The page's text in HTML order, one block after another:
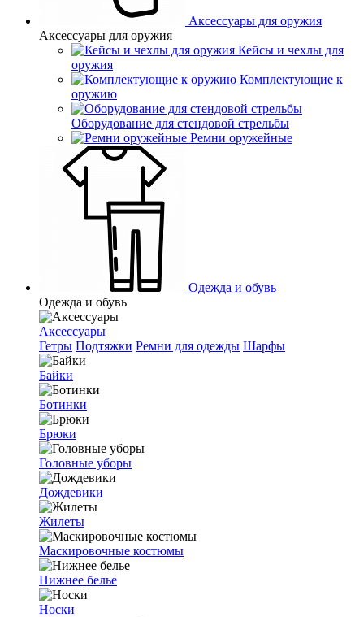
Аксессуары для оружия
Аксессуары для оружия
Кейсы и чехлы для
оружия
Комплектующие к
оружию
Оборудование для стендовой стрельбы
Ремни оружейные
Одежда и обувь
Одежда и обувь
Аксессуары
Гетры Подтяжки Ремни для одежды Шарфы
Байки
Ботинки
Брюки
Головные уборы
Дождевики
Жилеты
Маскировочные костюмы
Нижнее белье
Носки